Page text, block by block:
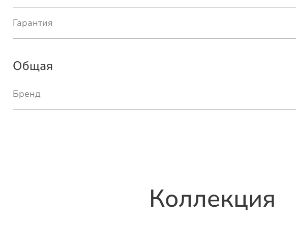
Гарантия
Общая
Бренд
Коллекция